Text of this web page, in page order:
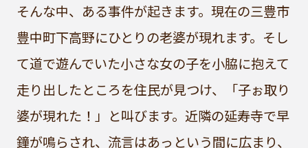
そんな中、ある事件が起きます。現在の三豊市
豊中町下高野にひとりの老婆が現れます。そし
て道で遊んでいた小さな女の子を小脇に抱えて
走り出したところを住民が見つけ、「子ぉ取り
婆が現れた！」と叫びます。近隣の延寿寺で早
鐘が鳴らされ、流言はあっという間に広まり、